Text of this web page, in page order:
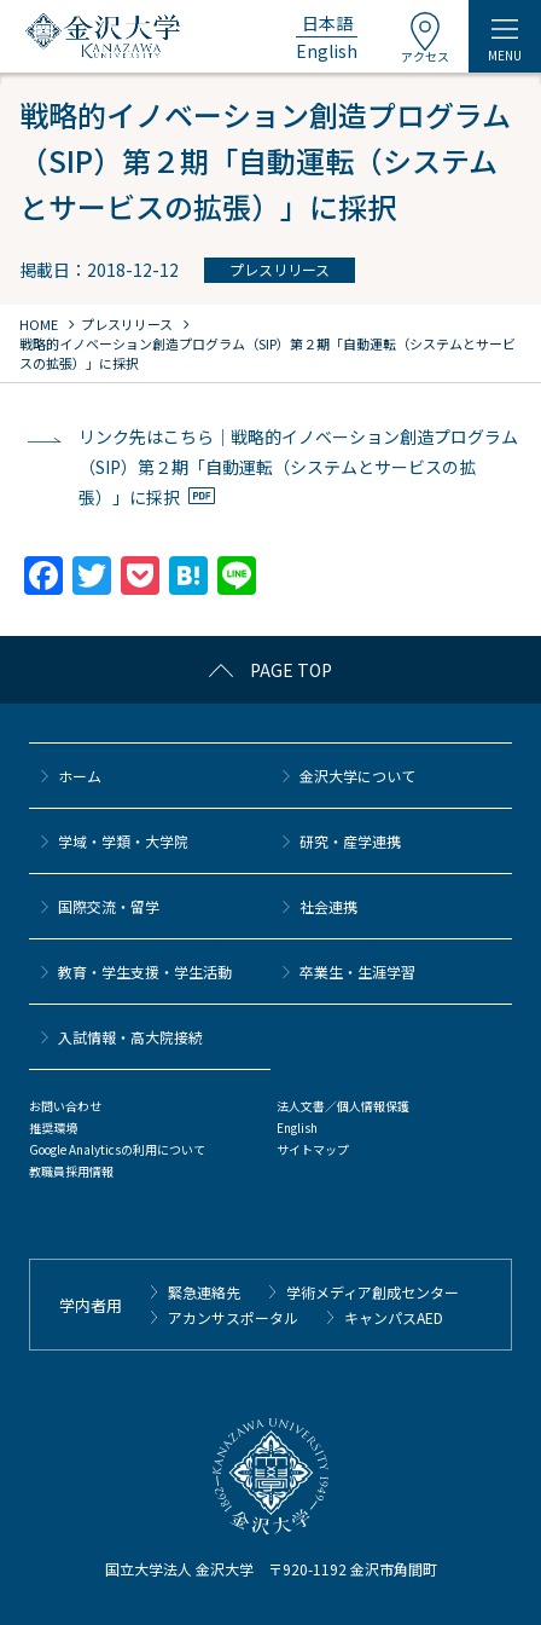
日本語
English
アクセス MENU
戦略的イノベーション創造プログラム
（SIP）第２期「自動運転（システム
とサービスの拡張）」に採択
掲載日：2018-12-12 プレスリリース
HOME chevron_right プレスリリース chevron_right
戦略的イノベーション創造プログラム（SIP）第２期「自動運転（システムとサービ
スの拡張）」に採択
リンク先はこちら｜戦略的イノベーション創造プログラム
（SIP）第２期「自動運転（システムとサービスの拡
張）」に採択
F
c
e
b
o
o
k
T
itt
er
P
c
k
et
H
e
n
a
e
PAGE TOP
国立大学法人 金沢大学 〒920-1192 金沢市角間町
ホーム 金沢大学について
学域・学類・大学院 研究・産学連携
国際交流・留学 社会連携
教育・学生支援・学生活動 卒業生・生涯学習
⼊試情報・高大院接続
お問い合わせ
推奨環境
Google Analyticsの利用について
教職員採用情報
法人文書／個人情報保護
English
サイトマップ
学内者用
緊急連絡先
学術メディア創成センター
アカンサスポータル
キャンパスAED